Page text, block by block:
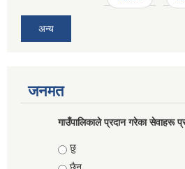
अन्य
जनमत
गाउँपालिकाले प्रदान गरेका सेवाहरू
Choices
छु